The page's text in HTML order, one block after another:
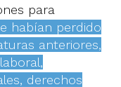
para
habían perdido
anteriores,
derechos